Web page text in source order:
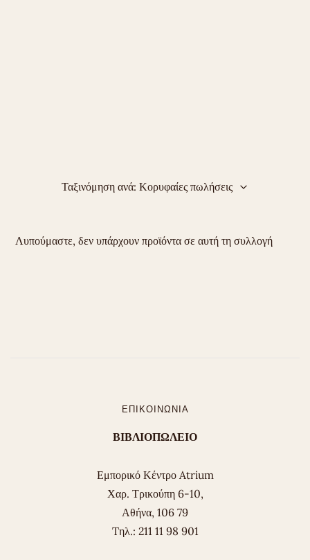
Ταξινόμηση ανά: Κορυφαίες πωλήσεις
Λυπούμαστε, δεν υπάρχουν προϊόντα σε αυτή τη συλλογή
ΕΠΙΚΟΙΝΩΝΊΑ
ΒΙΒΛΙΟΠΩΛΕΙΟ
Εμπορικό Κέντρο Atrium
Χαρ. Τρικούπη 6-10,
Αθήνα, 106 79
Tηλ.: 211 11 98 901